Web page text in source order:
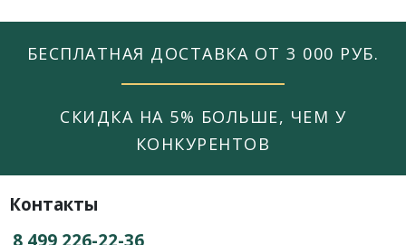
БЕСПЛАТНАЯ ДОСТАВКА ОТ 3 000 РУБ.
СКИДКА НА 5% БОЛЬШЕ, ЧЕМ У
КОНКУРЕНТОВ
Контакты
8 499 226-22-36